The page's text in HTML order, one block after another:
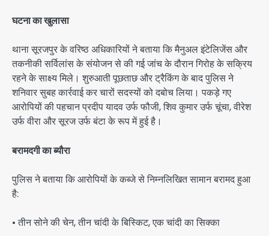
घटना का खुलासा
थाना सूरजपुर के वरिष्ठ अधिकारियों ने बताया कि मैनुअल इंटेलिजेंस और
तकनीकी सर्विलांस के संयोजन से की गई जांच के दौरान गिरोह के सक्रिय
रहने के साक्ष्य मिले। शुरुआती पूछताछ और ट्रैकिंग के बाद पुलिस ने
शनिवार सुबह कार्रवाई कर चारों सदस्यों को दबोच लिया। पकड़े गए
आरोपियों की पहचान प्रदीप यादव उर्फ फौजी, शिव कुमार उर्फ चूंचा, वीरेश
उर्फ वीरा और सूरज उर्फ बंटा के रूप में हुई है।
बरामदगी का ब्यौरा
पुलिस ने बताया कि आरोपियों के कब्जे से निम्नलिखित सामान बरामद हुआ
है:
• तीन सोने की चेन, तीन चांदी के बिस्किट, एक चांदी का सिक्का